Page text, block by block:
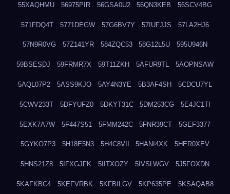
55XAQHMU 56975PIR 56GSA0U2 56QN3KEB 56SCV4BG
571FDQ4T 5771DEGW 57G6BV7Y 57IUFJJS 57LA2HJ6
57N9R0VG 57Z141YR 584ZQC53 58G12L5U 595U946N
59BSESDJ 59FRMR7X 59T11ZKH 5AFUR9TL 5AOPNSAW
5AQL07P2 5ASS9KJO 5AY4N3YE 5B3AF4SH 5CDCU7YL
5CWV233T 5DFYUFZ0 5DKYT31C 5DM253CG 5E4JC1TI
5EXK7A7W 5F447S51 5FMM242C 5FNR39CT 5GEF3377
5GYKO7P3 5H18E5N3 5H4C8VII 5HANI4XK 5HER0XEV
5HNS21Z8 5IFXGJFK 5IITXOZY 5IVSLWGV 5J5FOXDN
5KAFKBC4 5KEFVRBK 5KFBILGV 5KP635PE 5KSAQAB8